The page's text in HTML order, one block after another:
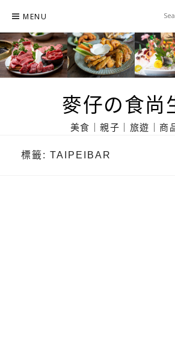
content
MENU
麥仔の食尚
美食｜親子｜旅遊｜商
標籤: TAIPEIBAR